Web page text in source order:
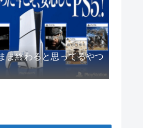
ま終わると思ってるやつ